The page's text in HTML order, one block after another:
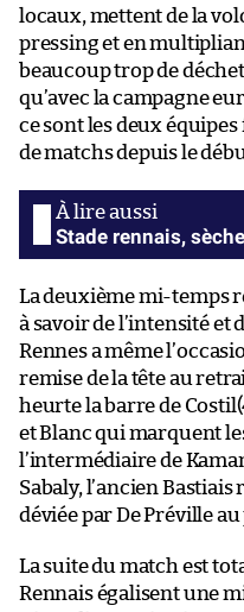
locaux, mettent de la
pressing et en
beaucoup trop de
qu’avec la campagne
ce sont les deux
de matchs depuis le
Stade rennais,
La deuxième mi-temps
à savoir de l’intensité et
Rennes a même
remise de la tête au
heurte la barre de
et Blanc qui marquent
l’intermédiaire de
Sabaly, l’ancien
déviée par De Préville
La suite du match est
Rennais égalisent une